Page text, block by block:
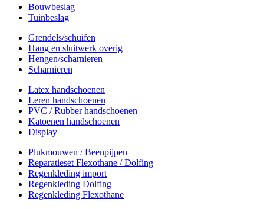
Bouwbeslag
Tuinbeslag
Grendels/schuifen
Hang en sluitwerk overig
Hengen/scharnieren
Scharnieren
Latex handschoenen
Leren handschoenen
PVC / Rubber handschoenen
Katoenen handschoenen
Display
Plukmouwen / Beenpijpen
Reparatieset Flexothane / Dolfing
Regenkleding import
Regenkleding Dolfing
Regenkleding Flexothane